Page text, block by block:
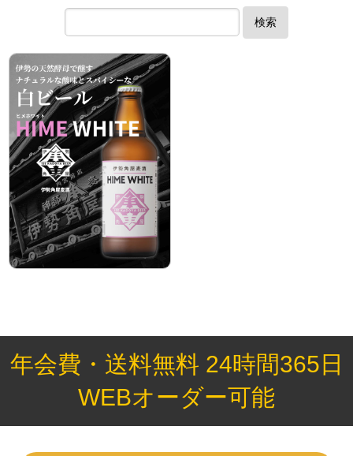
検索
年会費・送料無料 24時間365日
WEBオーダー可能